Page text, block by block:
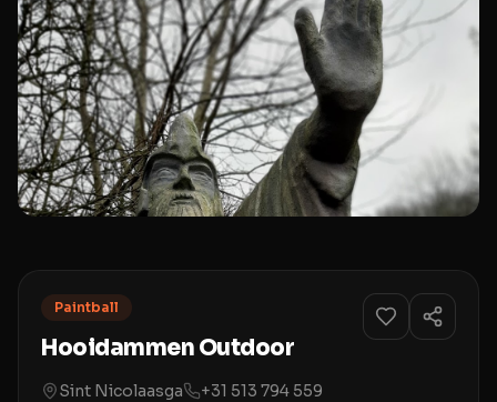
Paintball
Hooidammen Outdoor
Sint Nicolaasga +31 513 794 559